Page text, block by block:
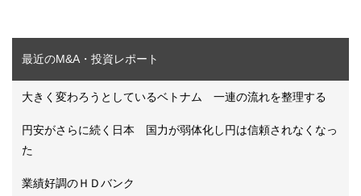
最近のM&A・投資レポート
大きく変わろうとしているベトナム 一連の流れを整理する
円安がさらに続く日本 国力が弱体化し円は信頼されなくなっ
た
業績好調のＨＤバンク